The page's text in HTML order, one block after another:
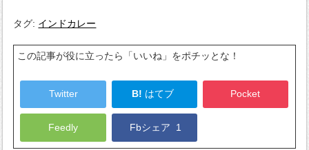
タグ: インドカレー
この記事が役に立ったら「いいね」をポチッとな！
Twitter B! はてブ Pocket
Feedly Fbシェア 1